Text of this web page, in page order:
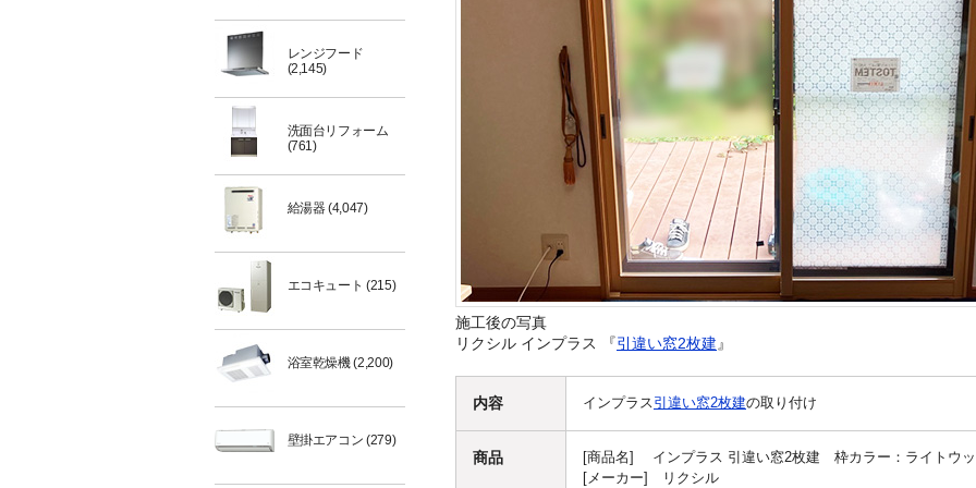
レンジフード
(2,145)
洗面台リフォーム
(761)
給湯器(4,047)
エコキュート (215)
浴室乾燥機(2,200)
壁掛エアコン (279)
施工後の写真
リクシル インプラス 『引違い窓2枚建 』
内容 インプラス引違い窓2枚建の取り付け
商品
[商品名] インプラス 引違い窓2枚建 枠カラー：ライトウ
[メーカー] リクシル